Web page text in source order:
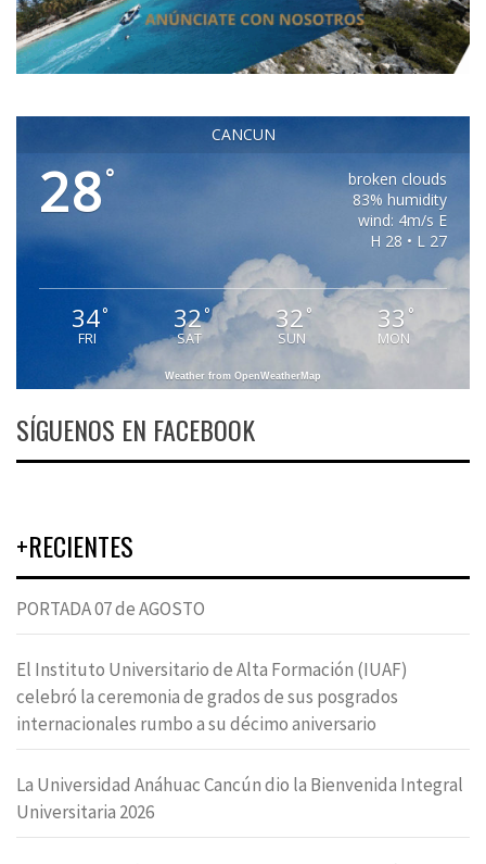
CANCUN
28°
broken clouds
83% humidity
wind: 4m/s E
H 28 • L 27
34°
FRI
32°
SAT
32 °
SUN
33 °
MON
Weather from OpenWeatherMap
SÍGUENOS EN FACEBOOK
+RECIENTES
PORTADA 07 de AGOSTO
El Instituto Universitario de Alta Formación (IUAF)
celebró la ceremonia de grados de sus posgrados
internacionales rumbo a su décimo aniversario
La Universidad Anáhuac Cancún dio la Bienvenida Integral
Universitaria 2026